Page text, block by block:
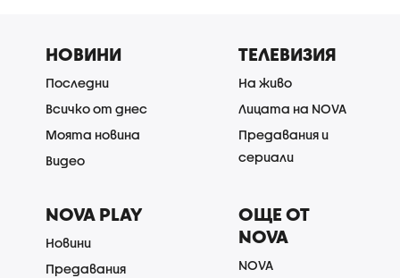
НОВИНИ
Последни
Всичко от днес
Моята новина
Видео
ТЕЛЕВИЗИЯ
На живо
Лицата на NOVA
Предавания и
сериали
NOVA PLAY
Новини
Предавания
ОЩЕ ОТ
NOVA
NOVA